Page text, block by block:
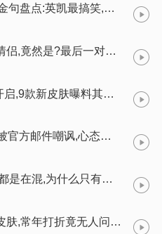
《王者荣耀》 KPL历年解说金句盘点:英凯最搞笑,瓶子承包两大名场面!
《王者荣耀》存在感最低的情侣,竟然是?最后一对连官方都不敢大肆宣传!
《王者荣耀》S21赛季即将开启,9款新皮肤曝料其中限定最美的居然是这一款?想不到!
《王者荣耀》玩家42连跪还被官方邮件嘲讽,心态崩了!这你让人怎么忍?
《王者荣耀》庄周vs瑶,一样都是在混,为什么只有瑶被万人唾骂!
《王者荣耀》混得最惨传说皮肤,常年打折竟无人问津?